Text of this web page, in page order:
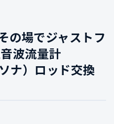
の場でジャストフ
波流量計
ナ）ロッド交換